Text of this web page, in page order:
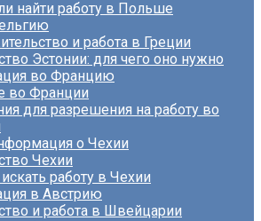
найти работу в Польше
и работа в Греции
Эстонии: для чего оно нужно
во Францию
во Франции
для разрешения на работу во
о Чехии
Чехии
работу в Чехии
в Австрию
и работа в Швейцарии